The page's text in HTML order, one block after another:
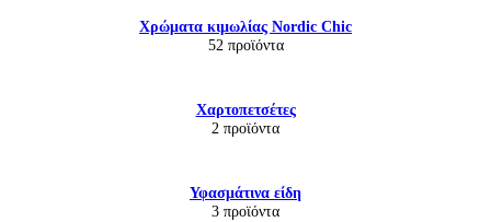
Χρώματα κιμωλίας Nordic Chic
52 προϊόντα
Χαρτοπετσέτες
2 προϊόντα
Υφασμάτινα είδη
3 προϊόντα